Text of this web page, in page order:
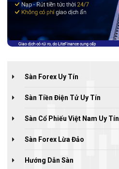
Sàn Forex Uy Tín
Sàn Tiền Điện Tử Uy Tín
Sàn Cổ Phiếu Việt Nam Uy Tín
Sàn Forex Lừa Đảo
Hướng Dẫn Sàn